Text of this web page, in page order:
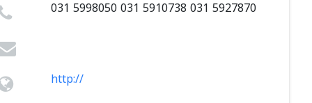
031 5998050 031 5910738 031 5927870
http://